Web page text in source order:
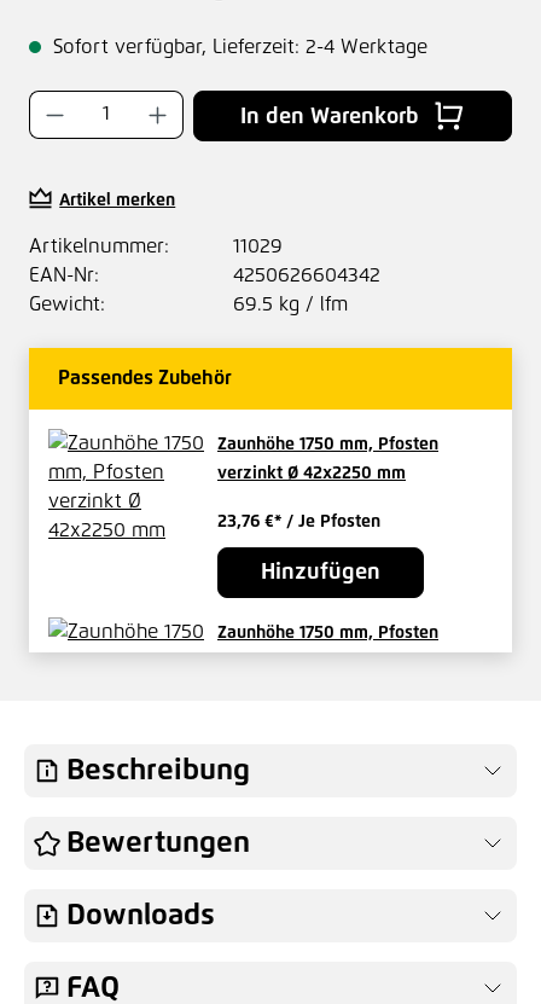
Sofort verfügbar, Lieferzeit: 2-4 Werktage
Produkt Anzahl: Gib den gewünschten
In den Warenkorb
Artikel merken
Artikelnummer:
11029
EAN-Nr:
4250626604342
Gewicht:
69.5 kg / lfm
Passendes Zubehör
Zaunhöhe 1750 mm, Pfosten
verzinkt Ø 42x2250 mm
23,76 €* / Je Pfosten
Hinzufügen
Zaunhöhe 1750 mm, Pfosten
verzinkt Ø 60x2250 mm
Beschreibung
Bewertungen
Downloads
FAQ